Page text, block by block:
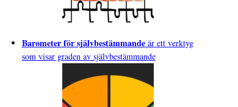
Barometer för självbestämmandeär ett verktyg
som visar graden av självbestämmande